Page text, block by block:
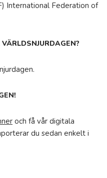
International Federation of
och få vår digitala
du sedan enkelt i